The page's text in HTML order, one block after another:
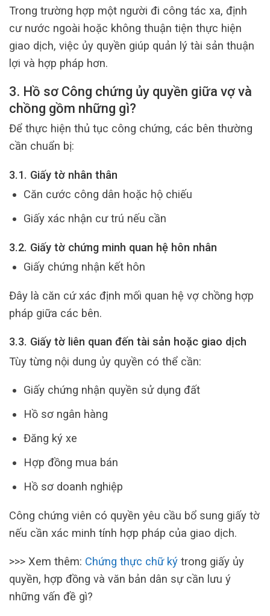
Trong trường hợp một người đi công tác xa, định
cư nước ngoài hoặc không thuận tiện thực hiện
giao dịch, việc ủy quyền giúp quản lý tài sản thuận
lợi và hợp pháp hơn.
3. Hồ sơ Công chứng ủy quyền giữa vợ và
chồng gồm những gì?
Để thực hiện thủ tục công chứng, các bên thường
cần chuẩn bị:
3.1. Giấy tờ nhân thân
Căn cước công dân hoặc hộ chiếu
Giấy xác nhận cư trú nếu cần
3.2. Giấy tờ chứng minh quan hệ hôn nhân
Giấy chứng nhận kết hôn
Đây là căn cứ xác định mối quan hệ vợ chồng hợp
pháp giữa các bên.
3.3. Giấy tờ liên quan đến tài sản hoặc giao dịch
Tùy từng nội dung ủy quyền có thể cần:
Giấy chứng nhận quyền sử dụng đất
Hồ sơ ngân hàng
Đăng ký xe
Hợp đồng mua bán
Hồ sơ doanh nghiệp
Công chứng viên có quyền yêu cầu bổ sung giấy tờ
nếu cần xác minh tính hợp pháp của giao dịch.
>>> Xem thêm: Chứng thực chữ ký trong giấy ủy
quyền, hợp đồng và văn bản dân sự cần lưu ý
những vấn đề gì?